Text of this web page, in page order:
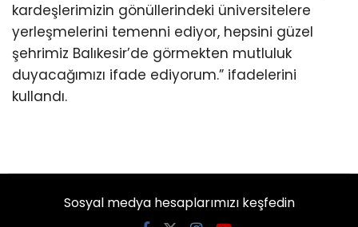
kardeşlerimizin gönüllerindeki üniversitelere
yerleşmelerini temenni ediyor, hepsini güzel
şehrimiz Balıkesir’de görmekten mutluluk
duyacağımızı ifade ediyorum.” ifadelerini
kullandı.
Sosyal medya hesaplarımızı keşfedin